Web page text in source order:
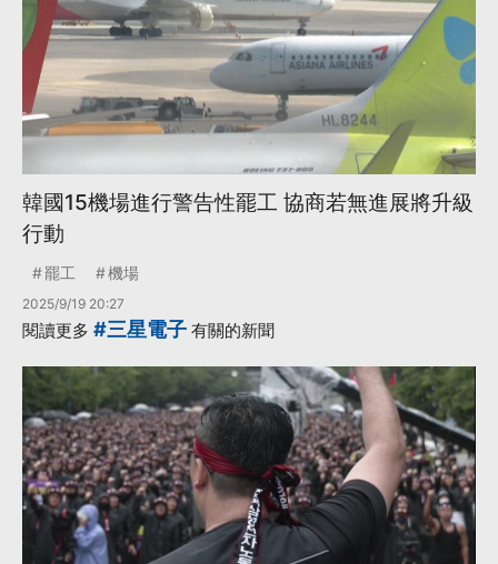
韓國15機場進行警告性罷工 協商若無進展將升級
行動
罷工 機場
2025/9/19 20:27
閱讀更多 #三星電子 有關的新聞